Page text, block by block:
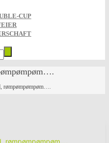
CUP
rømpømpømpøm….